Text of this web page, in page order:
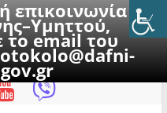
επικοινωνία με
το email του
2026